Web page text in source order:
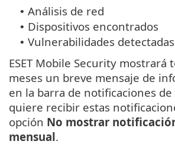
• Análisis de red
• Dispositivos encontrados
• Vulnerabilidades detectadas
ESET Mobile Security mostrará
meses un breve mensaje de
en la barra de notificaciones
quiere recibir estas
opción No mostrar
mensual.